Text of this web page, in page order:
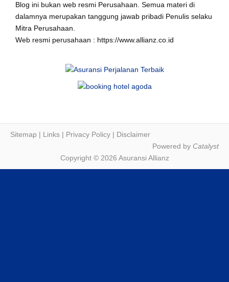
Blog ini bukan web resmi Perusahaan. Semua materi di
dalamnya merupakan tanggung jawab pribadi Penulis selaku
Mitra Perusahaan.
Web resmi perusahaan : https://www.allianz.co.id
Sitemap | Links | Privacy Policy | Disclaimer
Powered by Catalyst
Copyright © 2026 Asuransi Allianz